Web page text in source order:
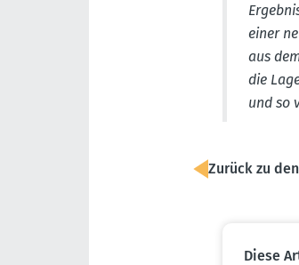
einer
aus
die
und so
Zurück zu
Diese